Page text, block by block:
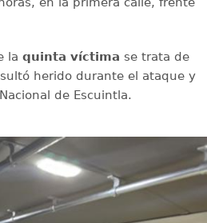
la quinta víctima se trata de
herido durante el ataque y
de Escuintla.